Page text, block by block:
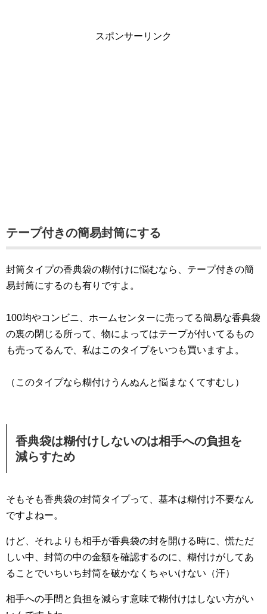
スポンサーリンク
テープ付きの簡易封筒にする
封筒タイプの香典袋の糊付けに悩むなら、テープ付きの簡
易封筒にするのも有りですよ。
100均やコンビニ、ホームセンターに売ってる簡易な香典袋
の裏の閉じる所って、物によってはテープが付いてるもの
も売ってるんで、私はこのタイプをいつも買いますよ。
（このタイプなら糊付けうんぬんと悩まなくてすむし）
香典袋は糊付けしないのは相手への負担を
減らすため
そもそも香典袋の封筒タイプって、基本は糊付け不要なん
ですよねー。
けど、それよりも相手が香典袋の封を開ける時に、慌ただ
しい中、封筒の中の金額を確認するのに、糊付けがしてあ
ることでいちいち封筒を破かなくちゃいけない（汗）
相手への手間と負担を減らす意味で糊付けはしない方がい